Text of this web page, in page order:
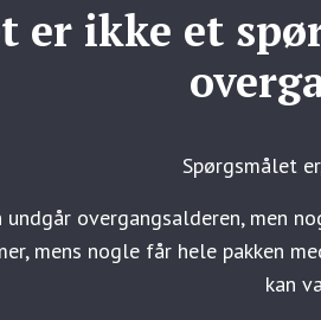
er ikke et
Spørgsmålet
undgår overgangsalderen, men
mens nogle får hele pakken
kan